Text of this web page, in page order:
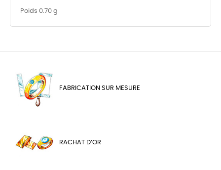
Poids 0.70 g
FABRICATION SUR MESURE
RACHAT D’OR